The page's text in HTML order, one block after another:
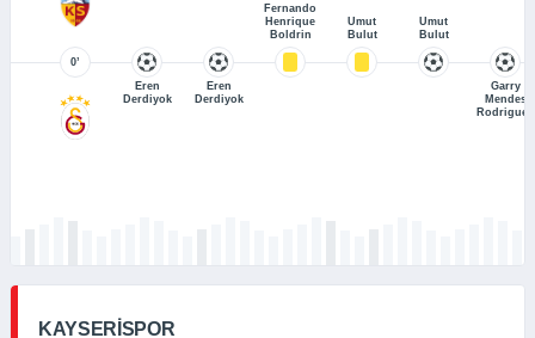
0’
Eren
Derdiyok
Eren
Derdiyok
Fernando
Henrique
Boldrin
Umut
Bulut
Umut
Bulut
Garry
Mendes
Rodrigues
KAYSERİSPOR